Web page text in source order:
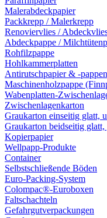
Malerabdeckpapier
Packkrepp / Malerkrepp
Renoviervlies /
Abdeckpappe /
Rohfilzpappe
Hohlkammerplatten
Antirutschpapier & -pappen
Maschinenholzpappe
Wabenplatten-
Zwischenlagenkarton
Graukarton einseitig glatt,
Graukarton beidseitig glatt,
Kopierpapier
Wellpapp-Produkte
Container
Selbstschließende Böden
Euro-Packing-System
Colompac®-Euroboxen
Faltschachteln
Gefahrgutverpackungen